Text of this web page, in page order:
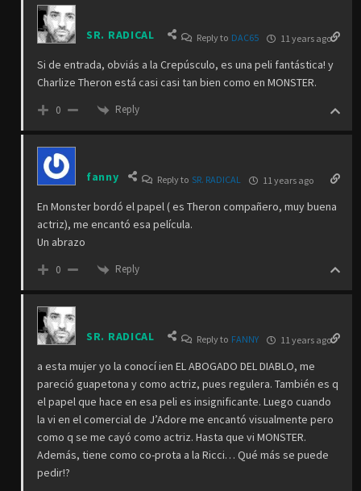
SR. RADICAL Reply to DAC65 11 years ago
Si de entrada, obviás a la Crepúsculo, es una peli fantástica! y
Charlize Theron está casi casi tan bien como en MONSTER.
0 Reply
fanny Reply to SR. RADICAL 11 years ago
En Monster bordó el papel ( es Theron compañero, muy buena
actriz), me encantó esa película.
Un abrazo
0 Reply
SR. RADICAL Reply to FANNY 11 years ago
a esta mujer yo la conocí ien EL ABOGADO DEL DIABLO, me
pareció guapetona y como actriz, pues regulera. También es q
el papel que hace en esa peli es insignificante. Luego cuando
la vi en el comercial de J’Adore me encantó visualmente pero
como q se me cayó como actriz. Hasta que vi MONSTER.
Además, tiene como co-prota a la Ricci… Qué más se puede
pedir!?